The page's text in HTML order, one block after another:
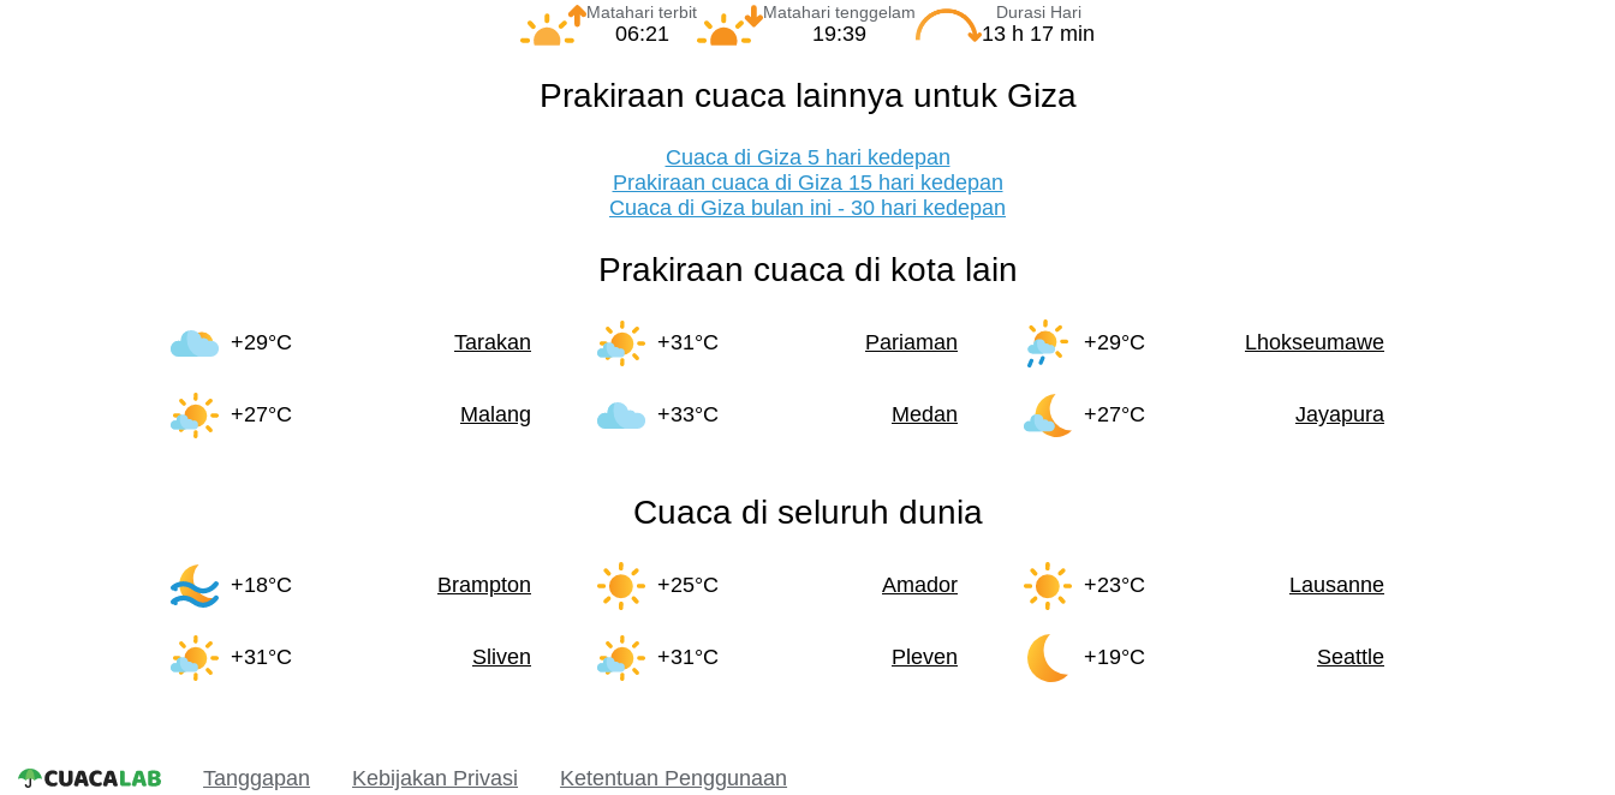
Matahari terbit
06:21
Matahari tenggelam
19:39
Durasi Hari
13 h 17 min
Prakiraan cuaca lainnya untuk Giza
Cuaca di Giza 5 hari kedepan
Prakiraan cuaca di Giza 15 hari kedepan
Cuaca di Giza bulan ini - 30 hari kedepan
Prakiraan cuaca di kota lain
+29°C Tarakan +31°C Pariaman +29°C Lhokseumawe
+27°C Malang +33°C Medan +27°C Jayapura
Cuaca di seluruh dunia
+18°C Brampton +25°C Amador +23°C Lausanne
+31°C Sliven +31°C Pleven +19°C Seattle
Tanggapan Kebijakan Privasi Ketentuan Penggunaan